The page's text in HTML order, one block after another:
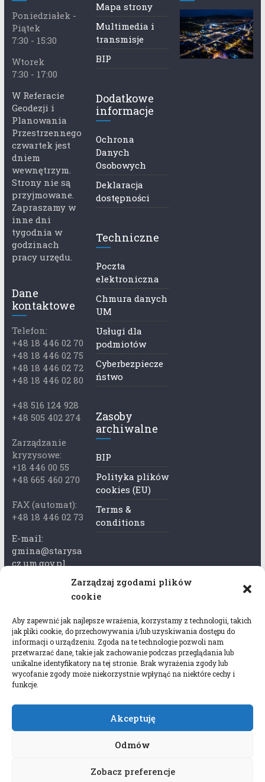
Zarządzaj zgodami plików
cookie
Aby zapewnić jak najlepsze wrażenia, korzystamy z technologii, takich
jak pliki cookie, do przechowywania i/lub uzyskiwania dostępu do
informacji o urządzeniu. Zgoda na te technologie pozwoli nam
przetwarzać dane, takie jak zachowanie podczas przeglądania lub
unikalne identyfikatory na tej stronie. Brak wyrażenia zgody lub
wycofanie zgody może niekorzystnie wpłynąć na niektóre cechy i
funkcje.
Akceptuję
Odmów
Zobacz preferencje
Poniedziałek -
Piątek
7:30 - 15:30
Wtorek
7:30 - 17:00
W Referacie
Geodezji i
Planowania
Przestrzennego
czwartek jest
dniem
wewnętrzym.
Strony nie są
przyjmowane.
Zapraszamy w
inne dni
tygodnia w
godzinach
pracy urzędu.
Dane
kontaktowe
Telefon:
+48 18 446 02 70
+48 18 446 02 75
+48 18 446 02 72
+48 18 446 02 80
+48 516 124 928
+48 505 402 274
Zarządzanie
kryzysowe:
+18 446 00 55
+48 665 460 270
FAX (automat):
+48 18 446 02 73
E-mail:
gmina@starysa
cz.um.gov.pl
Adres skrzynki
rytka
Adres do e-
Doręczeń:
AEL-97528-
78647-USWGJ-
Mapa strony
Multimedia i
transmisje
BIP
Dodatkowe
informacje
Ochrona
Danych
Osobowych
Deklaracja
dostępności
Techniczne
Poczta
elektroniczna
Chmura danych
UM
Usługi dla
podmiotów
Cyberbezpiecze
ństwo
Zasoby
archiwalne
BIP
Polityka plików
cookies (EU)
Terms &
conditions
Copyright © 2026Gmina Stary Sącz